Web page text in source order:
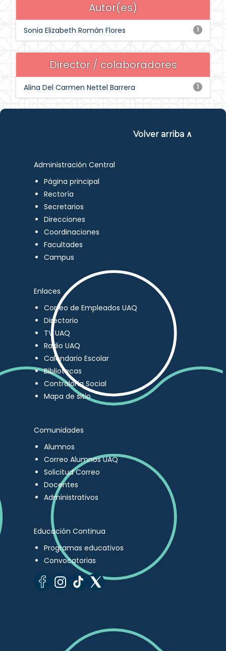
Autor(es)
1
Sonia Elizabeth Román Flores
Director / colaboradores
1
Alina Del Carmen Nettel Barrera
Volver arriba ∧
Administración Central
Página principal
Rectoría
Secretarios
Direcciones
Coordinaciones
Facultades
Campus
Enlaces
Correo de Empleados UAQ
Directorio
TV UAQ
Radio UAQ
Calendario Escolar
Bibliotecas
Contraloría Social
Mapa de sitio
Comunidades
Alumnos
Correo Alumnos UAQ
Solicitud Correo
Docentes
Administrativos
Educación Continua
Programas educativos
Convocatorias